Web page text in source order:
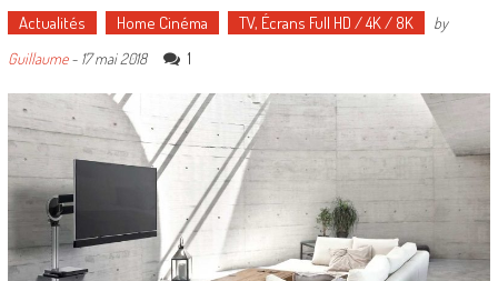
Actualités Home Cinéma TV, Écrans Full HD / 4K / 8K
by
Guillaume- 17 mai 2018 1